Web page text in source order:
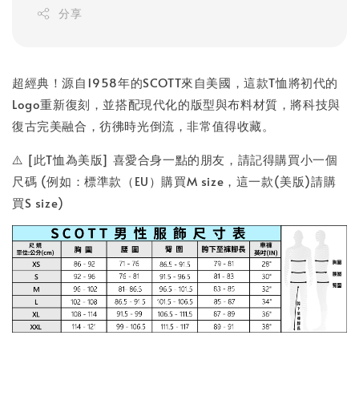
分享
超經典！源自1958年的SCOTT來自美國，這款T恤將初代的
Logo重新復刻，並搭配現代化的版型與布料材質，將科技與
復古完美融合，彷彿時光倒流，非常值得收藏。
⚠️ [此T恤為美版] 喜愛合身一點的朋友，請記得購買小一個
尺碼 (例如：標準款（EU）購買M size，這一款(美版)請購
買S size)